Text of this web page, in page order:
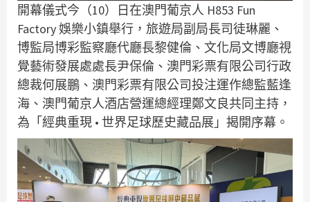
開幕儀式今（10）日在澳門葡京人 H853 Fun
Factory 娛樂小鎮舉行，旅遊局副局長司徒琳麗、
博監局博彩監察廳代廳長黎健倫、文化局文博廳視
覺藝術發展處處長尹保倫、澳門彩票有限公司行政
總裁何展鵬、澳門彩票有限公司投注運作總監藍逢
海、澳門葡京人酒店營運總經理鄭文良共同主持，
為「經典重現 • 世界足球歷史藏品展」揭開序幕。